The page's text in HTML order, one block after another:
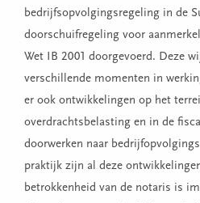
bedrijfsopvolgingsregeling in de
doorschuifregeling voor
Wet IB 2001 doorgevoerd. Deze
verschillende momenten in
er ook ontwikkelingen op het
overdrachtsbelasting en in de
doorwerken naar
praktijk zijn al deze
betrokkenheid van de notaris is